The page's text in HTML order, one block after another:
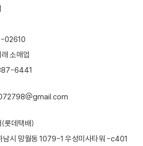
분량 수록
에 설탕을 넣었다고요?’라고 제작진에게 되물
간에 오직 혀의 감각과 손재간만으로 본능
용하는 식재료가 아니라 그때그때 맛을 보
스트의 입맛과 취향을 고려해 일반적인 레
다. 때문에 셰프들은 물론이고 제작진, 시청
가 어렵다는 한계가 있다.
량은 반드시 필요하다. ‘정확한 분량을 알 수
02610
소매업
6441
(롯데택배)
남시 망월동 1079-1 우성미사타워 -c401